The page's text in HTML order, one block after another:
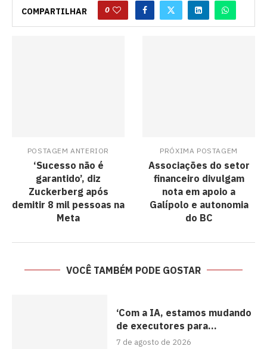
COMPARTILHAR 0
POSTAGEM ANTERIOR
‘Sucesso não é
garantido’, diz
Zuckerberg após
demitir 8 mil pessoas na
Meta
PRÓXIMA POSTAGEM
Associações do setor
financeiro divulgam
nota em apoio a
Galípolo e autonomia
do BC
VOCÊ TAMBÉM PODE GOSTAR
‘Com a IA, estamos mudando
de executores para...
7 de agosto de 2026